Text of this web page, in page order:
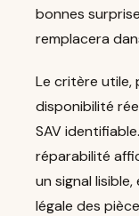
bonnes
remplacera
Le critère utile,
disponibilité
SAV
réparabilité
un signal
légale des